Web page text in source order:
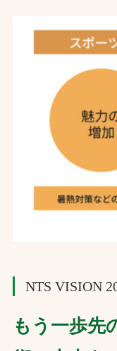
NTS VISION
もう一歩先